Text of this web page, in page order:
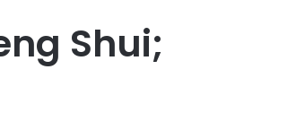
Shui;